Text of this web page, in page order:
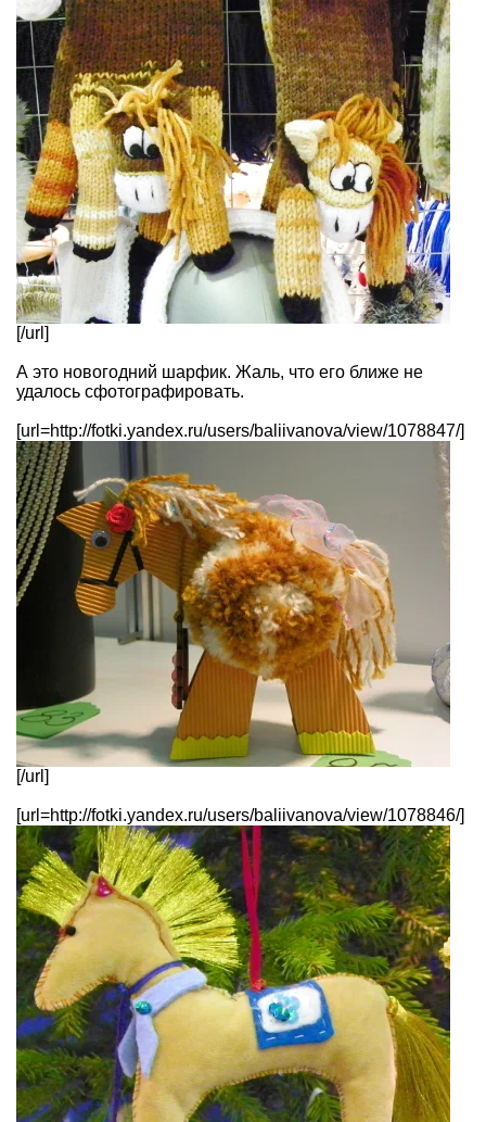
[/url]
А это новогодний шарфик. Жаль, что его ближе не
удалось сфотографировать.
[url=http://fotki.yandex.ru/users/baliivanova/view/1078847/]
[/url]
[url=http://fotki.yandex.ru/users/baliivanova/view/1078846/]